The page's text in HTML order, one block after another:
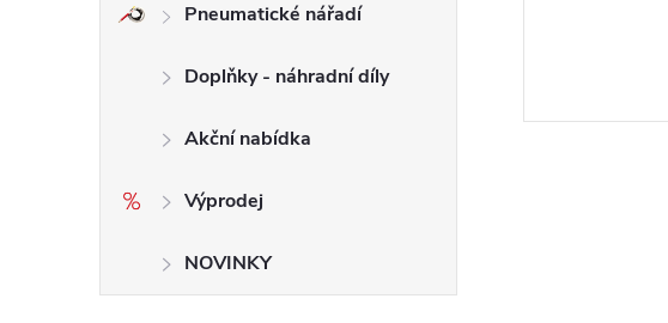
Pneumatické nářadí
Doplňky - náhradní díly
Akční nabídka
Výprodej
NOVINKY